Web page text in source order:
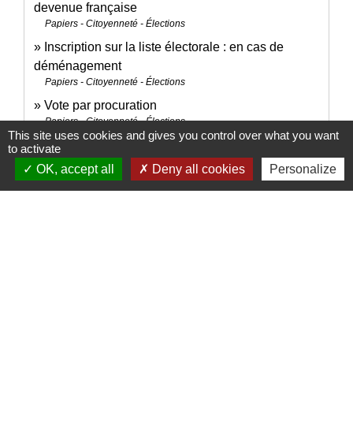
devenue française
Papiers - Citoyenneté - Élections
Inscription sur la liste électorale : en cas de
déménagement
Papiers - Citoyenneté - Élections
Vote par procuration
Papiers - Citoyenneté - Élections
Vote d'un Français installé à l'étranger
Papiers - Citoyenneté - Élections
This site uses cookies and gives you control over what you want
to activate
OK, accept all
Deny all cookies Personalize